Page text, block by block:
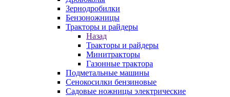
Зернодробилки
Бензоножницы
Тракторы и райдеры
Назад
Тракторы и райдеры
Минитракторы
Газонные трактора
Подметальные машины
Сенокосилки бензиновые
Садовые ножницы электрические